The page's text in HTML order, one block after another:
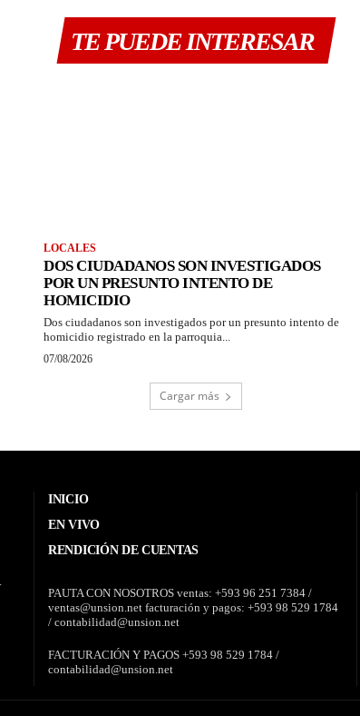
TE PUEDE INTERESAR
LOCALES
DOS CIUDADANOS SON INVESTIGADOS
POR UN PRESUNTO INTENTO DE
HOMICIDIO
Dos ciudadanos son investigados por un presunto intento de
homicidio registrado en la parroquia...
07/08/2026
Cargar más
INICIO
EN VIVO
RENDICIÓN DE CUENTAS
PAUTA CON NOSOTROS ventas: +593 96 251 7384 /
ventas@unsion.net facturación y pagos: +593 98 529 1784
/ contabilidad@unsion.net
FACTURACIÓN Y PAGOS +593 98 529 1784 /
contabilidad@unsion.net